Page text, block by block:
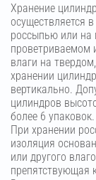
Хранение
осуществляется
россыпью или на
проветриваемом
влаги на
хранении
вертикально.
цилиндров
более 6 упаковок.
При хранении
изоляция
или другого
препятствующая